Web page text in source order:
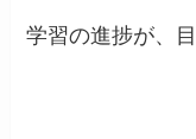
学習の進捗が、